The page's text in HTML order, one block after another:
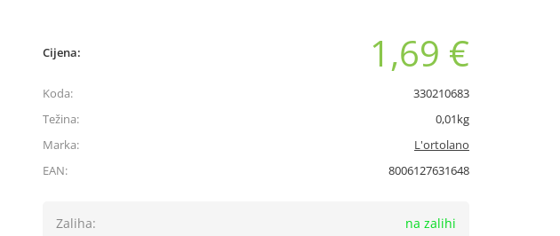
Cijena: 1,69 €
Koda:
330210683
Težina:
0,01kg
Marka:
L'ortolano
EAN:
8006127631648
Zaliha: na zalihi